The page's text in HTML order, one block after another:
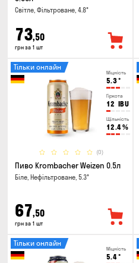
Світле, Фільтроване, 4.8°
73,50
грн за 1 шт
Міцність
5.3°
Гіркота
12 IBU
Щільність
12.4%
(0)
Тільки онлайн
Пиво Krombacher Weizen 0.5л
Біле, Нефільтроване, 5.3°
67,50
грн за 1 шт
Міцність
5.4°
Тільки онлайн